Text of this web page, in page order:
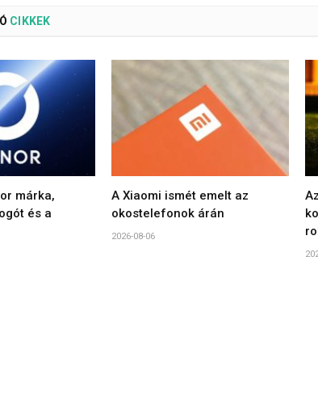
CIKKEK
márka,
és a
A Xiaomi ismét emelt az
okostelefonok árán
2026-08-06